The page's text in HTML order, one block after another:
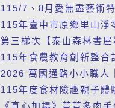
115/7、8月愛無盡藝術
115年臺中市原鄉里山淨
第三梯次【泰山森林書
115年食農教育創新整
2026 萬國通路小小職人
115年度食材險趣親子
《真心加場》荳荳多肉